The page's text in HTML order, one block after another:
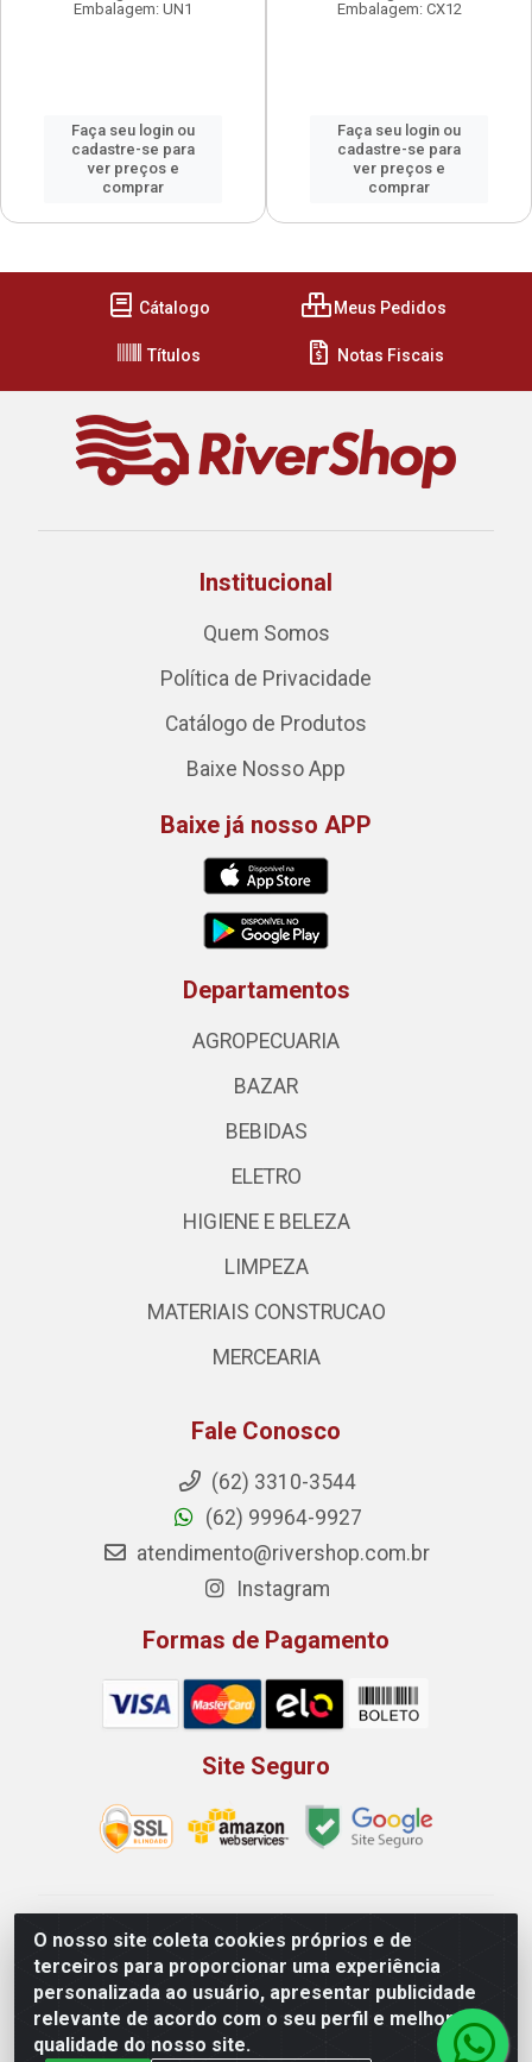
Embalagem: UN1
Faça seu login ou
cadastre-se para
ver preços e
comprar
Embalagem: CX12
Faça seu login ou
cadastre-se para
ver preços e
comprar
O nosso site coleta cookies próprios e de
terceiros para proporcionar uma experiência
personalizada ao usuário, apresentar publicidade
relevante de acordo com o seu perfil e melhorar a
qualidade do nosso site.
Cátalogo Meus Pedidos
Títulos Notas Fiscais
Institucional
Quem Somos
Política de Privacidade
Catálogo de Produtos
Baixe Nosso App
Baixe já nosso APP
Departamentos
AGROPECUARIA
BAZAR
BEBIDAS
ELETRO
HIGIENE E BELEZA
LIMPEZA
MATERIAIS CONSTRUCAO
MERCEARIA
Fale Conosco
(62) 3310-3544
(62) 99964-9927
atendimento@rivershop.com.br
Instagram
Formas de Pagamento
Site Seguro
Rio Vermelho Distribuição de Alimentos LTDA - Rodovia
BR, 153, KM 52 N 00 QD 00 LT 16 - Bairro Jardim
Eldorado, Anápolis/GO - CEP 75.045-190 - CNPJ
10.912.900/0002-40